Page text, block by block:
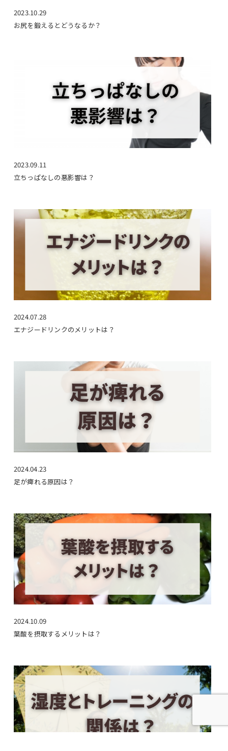
2023.10.29
お尻を鍛えるとどうなるか？
2023.09.11
立ちっぱなしの悪影響は？
2024.07.28
エナジードリンクのメリットは？
2024.04.23
足が痺れる原因は？
2024.10.09
葉酸を摂取するメリットは？